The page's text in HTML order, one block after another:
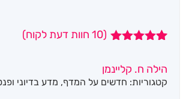
מבוסס על
דירוגים של
(
10 חוות דעת לקוח)
הילה ח. קליינמן
קטגוריות: חדשים על המדף, מדע בדיוני